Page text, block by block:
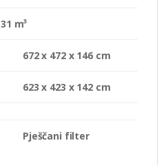
31 m³
672 x 472 x 146 cm
623 x 423 x 142 cm
Pješčani filter